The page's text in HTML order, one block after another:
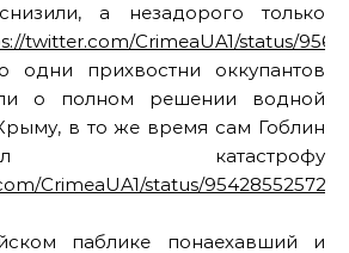
а незадорого только
twitter.com/CrimeaUA1/status/
одни прихвостни оккупантов
о полном решении водной
в то же время сам Гоблин
катастрофу
CrimeaUA1/status/
паблике понаехавший и